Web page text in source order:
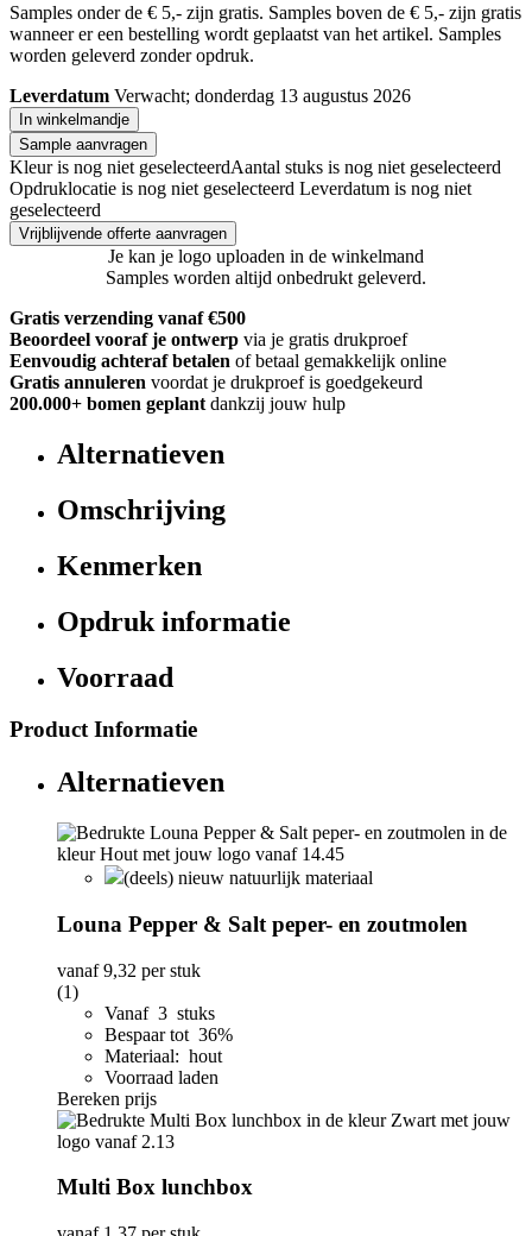
Samples onder de € 5,- zijn gratis. Samples boven de € 5,- zijn gratis
wanneer er een bestelling wordt geplaatst van het artikel. Samples
worden geleverd zonder opdruk.
Leverdatum Verwacht; donderdag 13 augustus 2026
In winkelmandje
Sample aanvragen
Kleur is nog niet geselecteerdAantal stuks is nog niet geselecteerd
Opdruklocatie is nog niet geselecteerd Leverdatum is nog niet
geselecteerd
Vrijblijvende offerte aanvragen
Je kan je logo uploaden in de winkelmand
Samples worden altijd onbedrukt geleverd.
Gratis verzending vanaf €500
Beoordeel vooraf je ontwerp via je gratis drukproef
Eenvoudig achteraf betalen of betaal gemakkelijk online
Gratis annuleren voordat je drukproef is goedgekeurd
200.000+ bomen geplant dankzij jouw hulp
Alternatieven
Omschrijving
Kenmerken
Opdruk informatie
Voorraad
Product Informatie
Alternatieven
(deels) nieuw natuurlijk materiaal
Louna Pepper & Salt peper- en zoutmolen
vanaf9,32 per stuk
(1)
Vanaf 3 stuks
Bespaar tot 36%
Materiaal: hout
Voorraad laden
Bereken prijs
Multi Box lunchbox